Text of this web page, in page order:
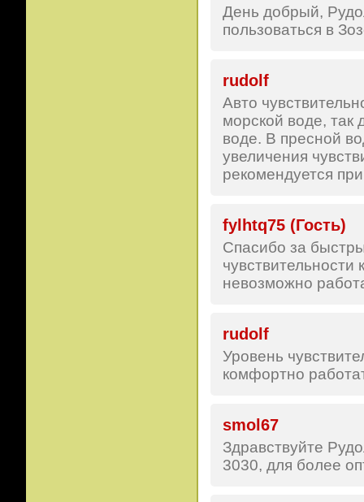
День добрый,
пользоваться в
rudolf
Авто
морской воде, так
воде. В пресной
увеличения
рекомендуется
fylhtq75 (Гость)
Спасибо за
чувствительности
невозможно
rudolf
Уровень
комфортно
smol67
Здравствуйте
3030, для более